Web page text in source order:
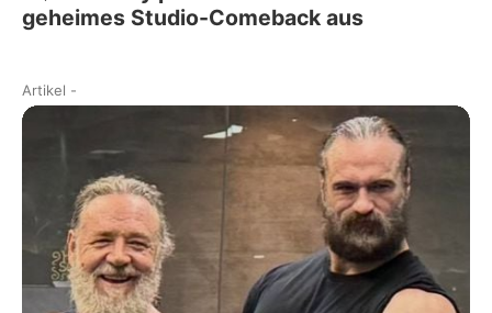
geheimes Studio-Comeback aus
Artikel -